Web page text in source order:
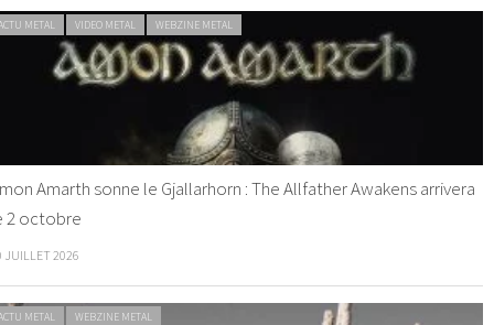
METAL VIDEO METAL WEBZINE METAL
Amarth sonne le Gjallarhorn : The Allfather Awakens arrivera
2 octobre
JUILLET 2026
METAL WEBZINE METAL